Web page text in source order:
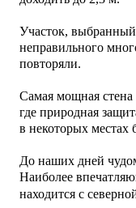
Участок,
неправильного
повторяли.
Самая мощная стена
где природная
в некоторых
До наших дней
Наиболее
находится с